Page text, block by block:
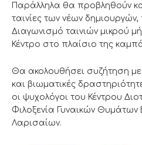
Παράλληλα θα προβληθούν
ταινίες των νέων
Διαγωνισμό ταινιών μικρού
Κέντρο στο πλαίσιο της
Θα ακολουθήσει συζήτηση
και βιωματικές
οι ψυχολόγοι του Κέντρου
Φιλοξενία Γυναικών Θυμάτων
Λαρισαίων.